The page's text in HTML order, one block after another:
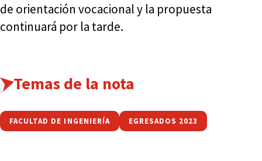
de orientación vocacional y la propuesta
continuará por la tarde.
Temas de la nota
FACULTAD DE INGENIERÍA EGRESADOS 2023